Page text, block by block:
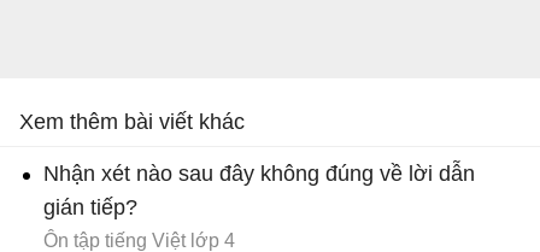
Xem thêm bài viết khác
Nhận xét nào sau đây không đúng về lời dẫn
gián tiếp?
Ôn tập tiếng Việt lớp 4